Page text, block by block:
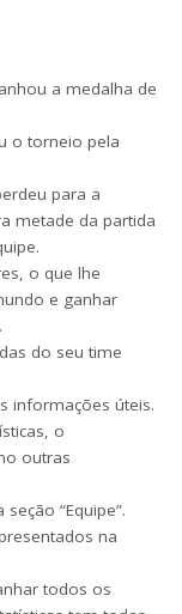
a medalha de
o torneio pela
para a
metade da partida
o que lhe
e ganhar
do seu time
informações úteis.
o
outras
“Equipe”.
na
todos os